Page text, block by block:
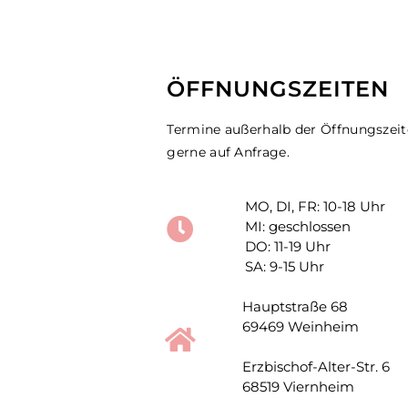
ÖFFNUNGSZEITEN
Termine außerhalb der
gerne auf Anfrage.
MO, DI, FR: 10-18 Uhr
MI: geschlossen
DO: 11-19 Uhr
SA: 9-15 Uhr
Hauptstraße 68
69469 Weinheim
Erzbischof-Alter-Str. 6
68519 Viernheim